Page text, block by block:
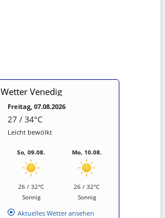
Wetter Venedig
Freitag, 07.08.2026
27 / 34°C
Leicht bewölkt
So, 09.08.
26 / 32°C
Sonnig
Mo, 10.08.
26 / 32°C
Sonnig
Aktuelles Wetter ansehen